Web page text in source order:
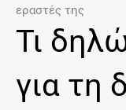
εραστές της
Τι
για τη